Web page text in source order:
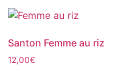
Santon Femme au riz
12,00€